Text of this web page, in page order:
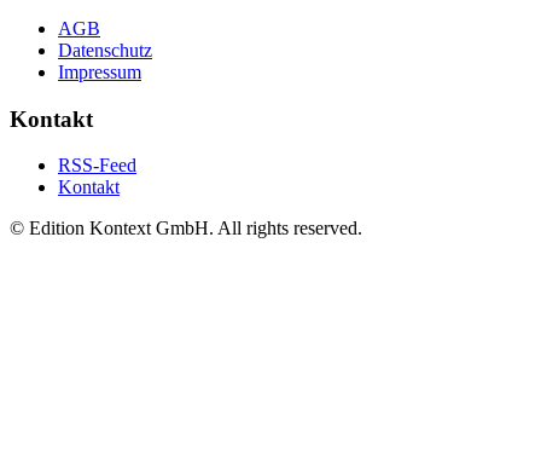
AGB
Datenschutz
Impressum
Kontakt
RSS-Feed
Kontakt
© Edition Kontext GmbH. All rights reserved.